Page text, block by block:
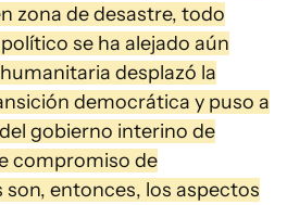
zona de desastre, todo
se ha alejado aún
desplazó la
democrática y puso a
gobierno interino de
compromiso de
son, entonces, los aspectos